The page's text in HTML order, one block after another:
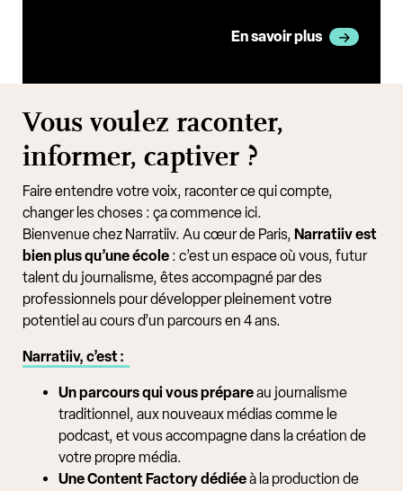
En savoir plus
Vous voulez raconter,
informer, captiver ?
Faire entendre votre voix, raconter ce qui compte,
changer les choses : ça commence ici.
Bienvenue chez Narratiiv. Au cœur de Paris, Narratiiv est
bien plus qu’une école : c’est un espace où vous, futur
talent du journalisme, êtes accompagné par des
professionnels pour développer pleinement votre
potentiel au cours d’un parcours en 4 ans.
Narratiiv, c’est :
Un parcours qui vous prépareau journalisme
traditionnel, aux nouveaux médias comme le
podcast, et vous accompagne dans la création de
votre propre média.
Une Content Factory dédiéeà la production de